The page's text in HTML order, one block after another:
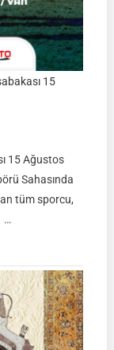
15
15 Ağustos
Sahasında
tüm sporcu,
…